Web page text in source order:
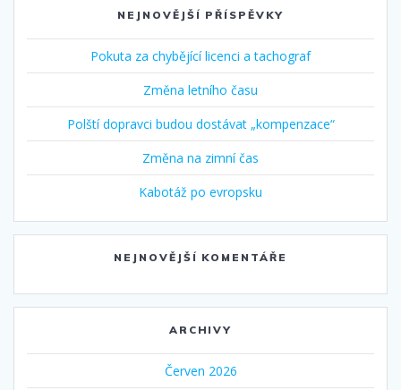
NEJNOVĚJŠÍ PŘÍSPĚVKY
Pokuta za chybějící licenci a tachograf
Změna letního času
Polští dopravci budou dostávat „kompenzace“
Změna na zimní čas
Kabotáž po evropsku
NEJNOVĚJŠÍ KOMENTÁŘE
ARCHIVY
Červen 2026